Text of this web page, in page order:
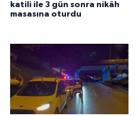
katili ile 3 gün sonra nikâh
masasına oturdu